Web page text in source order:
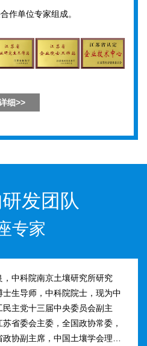
作单位专家组成。
细>>
发团队
专家
，中科院南京土壤研究所研究
士生导师，中科院院士，现为中
民主党十三届中央委员会副主
苏省委会主委，全国政协常委，
政协副主席，中国土壤学会理事